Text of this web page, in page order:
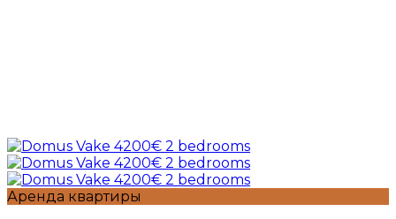
Аренда квартиры